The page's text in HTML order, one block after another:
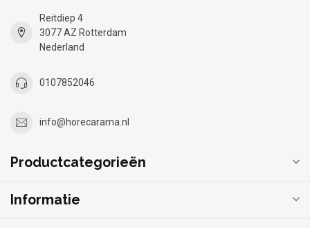
Reitdiep 4
3077 AZ Rotterdam
Nederland
0107852046
info@horecarama.nl
Productcategorieën
Informatie